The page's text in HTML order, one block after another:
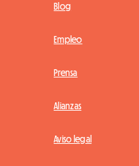
Blog
Empleo
Prensa
Alianzas
Aviso legal